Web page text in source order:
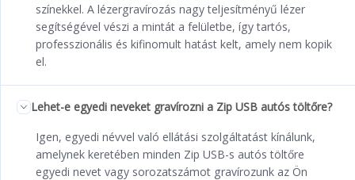
színekkel. A lézergravírozás nagy teljesítményű lézer
segítségével vészi a mintát a felületbe, így tartós,
professzionális és kifinomult hatást kelt, amely nem kopik
el.
Lehet-e egyedi neveket gravírozni a Zip USB autós töltőre?
Igen, egyedi névvel való ellátási szolgáltatást kínálunk,
amelynek keretében minden Zip USB-s autós töltőre
egyedi nevet vagy sorozatszámot gravírozunk az Ön